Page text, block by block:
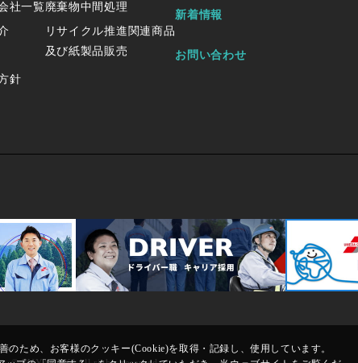
社一覧
針
廃棄物中間処理
リサイクル推進関連商品
及び紙製品販売
新着情報
お問い合わせ
ため、お客様のクッキー(Cookie)を取得・記録し、使用しています。